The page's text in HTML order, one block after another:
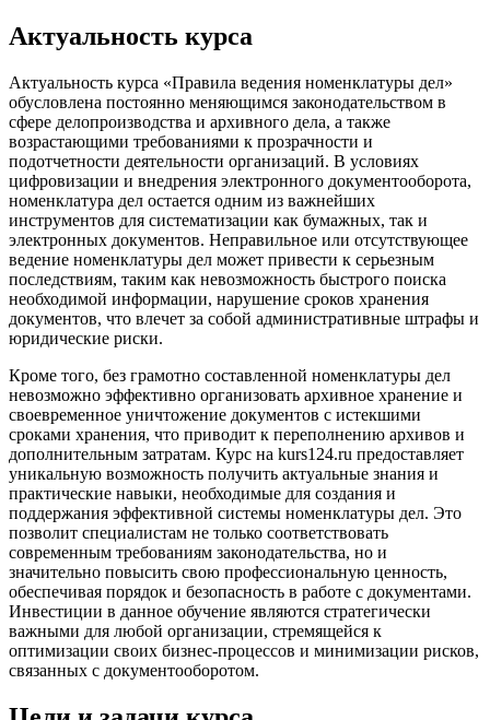
Актуальность курса
Актуальность курса «Правила ведения номенклатуры дел»
обусловлена постоянно меняющимся законодательством в
сфере делопроизводства и архивного дела, а также
возрастающими требованиями к прозрачности и
подотчетности деятельности организаций. В условиях
цифровизации и внедрения электронного документооборота,
номенклатура дел остается одним из важнейших
инструментов для систематизации как бумажных, так и
электронных документов. Неправильное или отсутствующее
ведение номенклатуры дел может привести к серьезным
последствиям, таким как невозможность быстрого поиска
необходимой информации, нарушение сроков хранения
документов, что влечет за собой административные штрафы и
юридические риски.
Кроме того, без грамотно составленной номенклатуры дел
невозможно эффективно организовать архивное хранение и
своевременное уничтожение документов с истекшими
сроками хранения, что приводит к переполнению архивов и
дополнительным затратам. Курс на kurs124.ru предоставляет
уникальную возможность получить актуальные знания и
практические навыки, необходимые для создания и
поддержания эффективной системы номенклатуры дел. Это
позволит специалистам не только соответствовать
современным требованиям законодательства, но и
значительно повысить свою профессиональную ценность,
обеспечивая порядок и безопасность в работе с документами.
Инвестиции в данное обучение являются стратегически
важными для любой организации, стремящейся к
оптимизации своих бизнес-процессов и минимизации рисков,
связанных с документооборотом.